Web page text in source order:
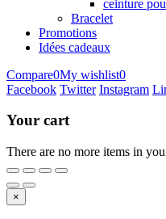
ceinture
Bracelet
Promotions
Idées cadeaux
Compare0My wishlist0
Facebook Twitter Instagram
Your cart
There are no more items in
×